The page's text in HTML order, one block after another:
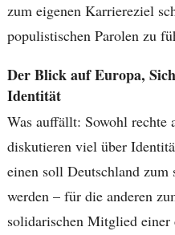
zum eigenen Karriereziel
populistischen Parolen zu
Der Blick auf Europa,
Identität
Was auffällt: Sowohl
diskutieren viel über
einen soll Deutschland zum
werden – für die anderen
solidarischen Mitglied einer